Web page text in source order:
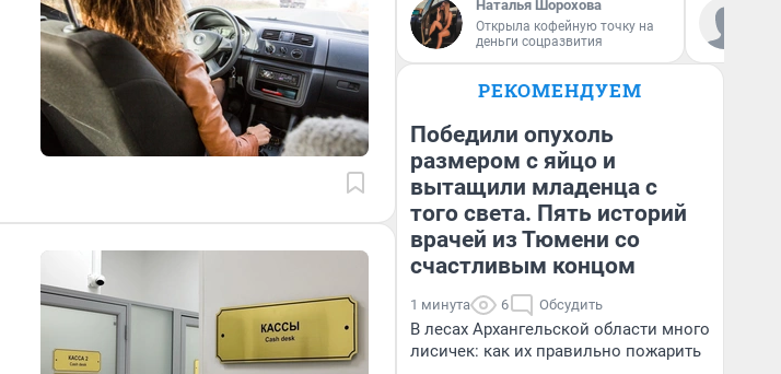
Наталья Шорохова
Открыла кофейную точку на
деньги соцразвития
РЕКОМЕНДУЕМ
Победили опухоль
размером с яйцо и
вытащили младенца с
того света. Пять историй
врачей из Тюмени со
счастливым концом
1 минута 6 Обсудить
В лесах Архангельской области много
лисичек: как их правильно пожарить